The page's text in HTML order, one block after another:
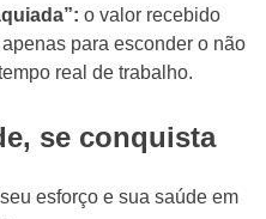
o valor recebido
para esconder o não
real de trabalho.
se conquista
esforço e sua saúde em